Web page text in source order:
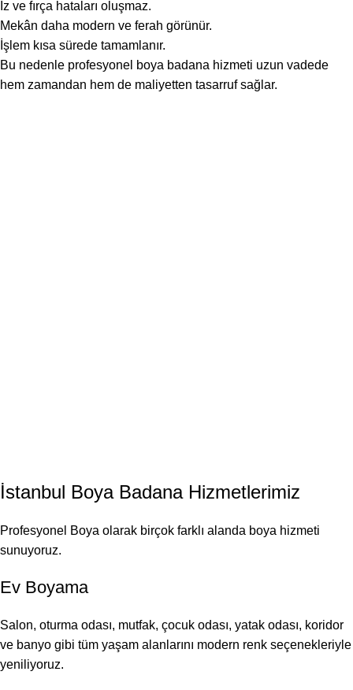
İz ve fırça hataları oluşmaz.
Mekân daha modern ve ferah görünür.
İşlem kısa sürede tamamlanır.
Bu nedenle profesyonel boya badana hizmeti uzun vadede
hem zamandan hem de maliyetten tasarruf sağlar.
İstanbul Boya BadanaHizmetlerimiz
Profesyonel Boya olarak birçok farklı alanda boya hizmeti
sunuyoruz.
Ev Boyama
Salon, oturma odası, mutfak, çocuk odası, yatak odası, koridor
ve banyo gibi tüm yaşam alanlarını modern renk seçenekleriyle
yeniliyoruz.